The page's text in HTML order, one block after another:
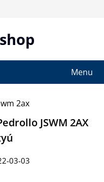
Menu
JSWM 2AX
03-03